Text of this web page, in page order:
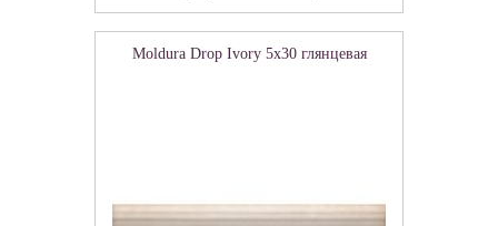
Moldura Drop Ivory 5х30 глянцевая